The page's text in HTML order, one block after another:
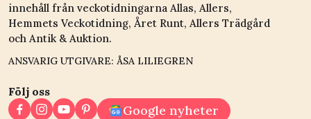
innehåll från veckotidningarna Allas, Allers,
Hemmets Veckotidning, Året Runt, Allers Trädgård
och Antik & Auktion.
ANSVARIG UTGIVARE: ÅSA LILIEGREN
Följ oss
Google nyheter